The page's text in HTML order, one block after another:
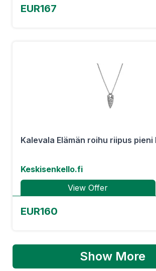
EUR167
Kalevala Elämän roihu riipus pieni
Keskisenkello.fi
View Offer
EUR160
Show More